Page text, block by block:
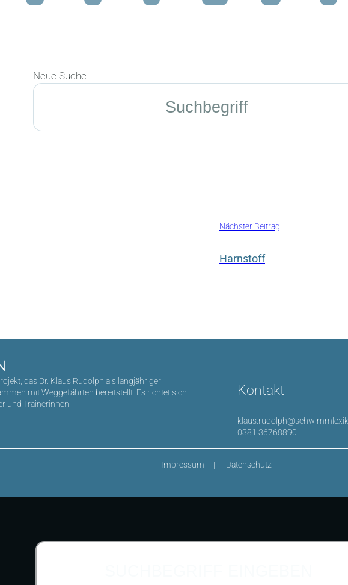
Neue Suche
Suchen
Nächster Beitrag
Harnstoff
das Dr. Klaus Rudolph als langjähriger
mit Weggefährten bereitstellt. Es richtet sich
und Trainerinnen.
Kontakt
0381 36768890
Impressum Datenschutz
Suchen